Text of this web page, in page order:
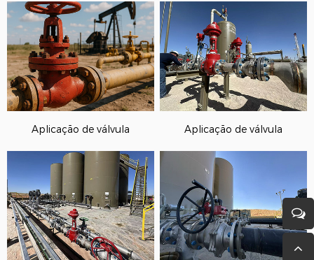
Aplicação de válvula Aplicação de válvula